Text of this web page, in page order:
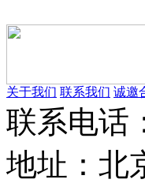
louis vuitton explorateur terre
关于我们 联系我们 诚邀
联系电话
地址：北